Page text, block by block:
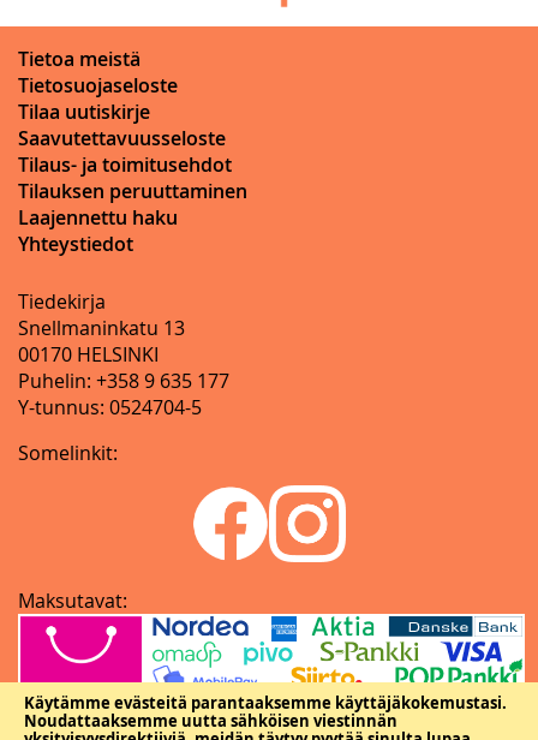
Käytämme evästeitä parantaaksemme käyttäjäkokemustasi.
Noudattaaksemme uutta sähköisen viestinnän
Tietoa meistä
Tietosuojaseloste
Tilaa uutiskirje
Saavutettavuusseloste
Tilaus- ja toimitusehdot
Tilauksen peruuttaminen
Laajennettu haku
Yhteystiedot
Tiedekirja
Snellmaninkatu 13
00170 HELSINKI
Puhelin: +358 9 635 177
Y-tunnus: 0524704-5
Somelinkit:
Maksutavat: